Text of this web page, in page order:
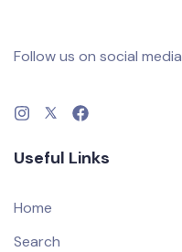
Follow us on social media
Useful Links
Home
Search